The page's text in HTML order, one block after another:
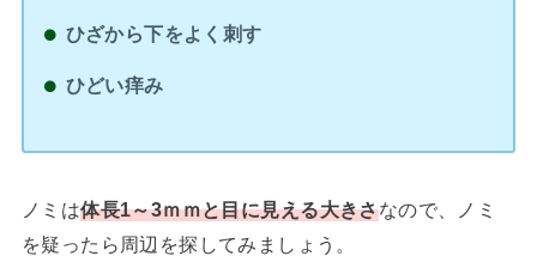
ひざから下をよく刺す
ひどい痒み
ノミは体長1～3ｍｍと目に見える大きさなので、ノミ
を疑ったら周辺を探してみましょう。